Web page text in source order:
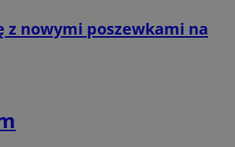
z nowymi poszewkami na